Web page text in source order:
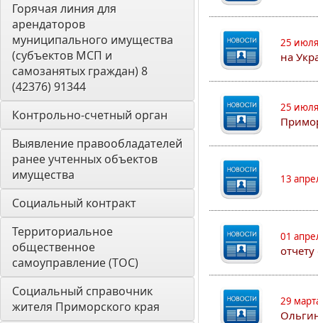
Горячая линия для
арендаторов
муниципального имущества
(субъектов МСП и
самозанятых граждан) 8
(42376) 91344
Контрольно-счетный орган
Выявление правообладателей
ранее учтенных объектов
имущества
Социальный контракт
Территориальное
общественное
самоуправление (ТОС)
Социальный справочник
жителя Приморского края
25
на
25
13
01
29